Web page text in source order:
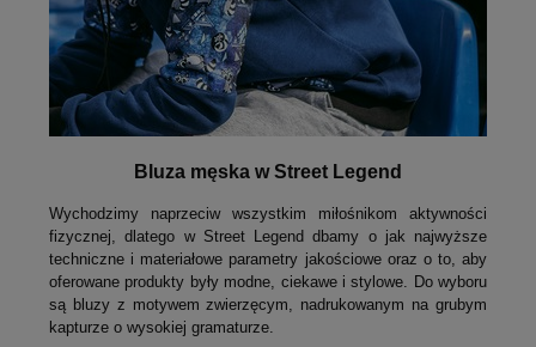
Bluza męska w Street Legend
Wychodzimy naprzeciw wszystkim miłośnikom aktywności
fizycznej, dlatego w Street Legend dbamy o jak najwyższe
techniczne i materiałowe parametry jakościowe oraz o to, aby
oferowane produkty były modne, ciekawe i stylowe. Do wyboru
są bluzy z motywem zwierzęcym, nadrukowanym na grubym
kapturze o wysokiej gramaturze.